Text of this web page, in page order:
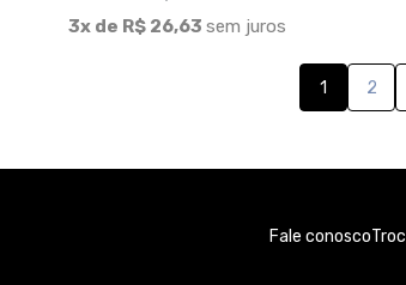
3x de R$ 26,63 sem juros
1 2
Fale conosco